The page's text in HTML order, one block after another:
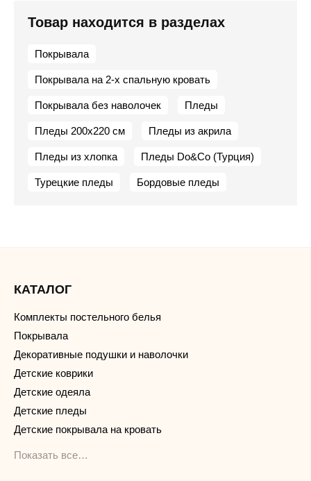
Товар находится в разделах
Покрывала
Покрывала на 2-х спальную кровать
Покрывала без наволочек Пледы
Пледы 200х220 см Пледы из акрила
Пледы из хлопка Пледы Do&Co (Турция)
Турецкие пледы Бордовые пледы
КАТАЛОГ
Комплекты постельного белья
Покрывала
Декоративные подушки и наволочки
Детские коврики
Детские одеяла
Детские пледы
Детские покрывала на кровать
Показать все…